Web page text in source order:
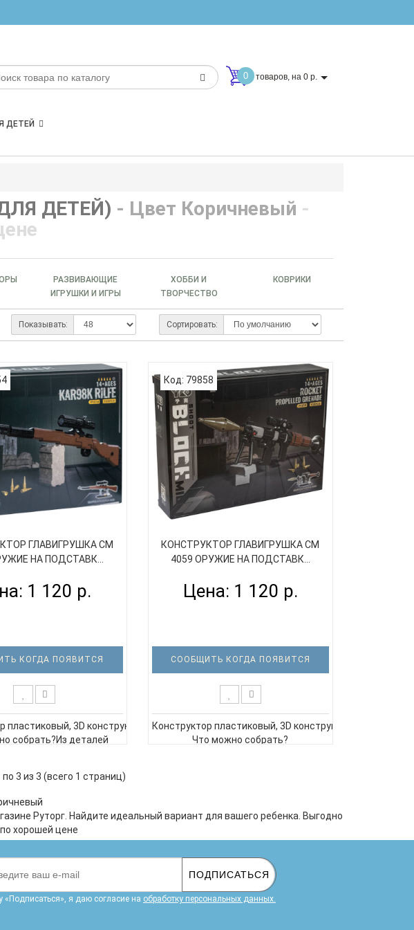
0 товаров, на 0 р.
ДЕТЕЙ
ДЕТЕЙ) - Цвет Коричневый -
РАЗВИВАЮЩИЕ
ИГРУШКИ И ИГРЫ
ХОББИ И
ТВОРЧЕСТВО
КОВРИКИ
Сортировать:
Показывать:
оружие для мальчиков.
ГЛАВИГРУШКА СM
НА ПОДСТАВК...
1 120 р.
КОГДА ПОЯВИТСЯ
пластиковый, 3D конструктор, блочный конструктор, оружие для мальчиков.
собрать?Из деталей
39,6 × 6,4 × 11,7 см.
деталей из пр..
Код: 79858
КОНСТРУКТОР ГЛАВИГРУШКА СM
4059 ОРУЖИЕ НА ПОДСТАВК...
Цена: 1 120 р.
СООБЩИТЬ КОГДА ПОЯВИТСЯ
Конструктор пластиковый, 3D конструктор, блочный
Что можно собрать?
по 3 из 3 (всего 1 страниц)
Руторг. Найдите идеальный вариант для вашего ребенка. Выгодно
хорошей цене
ПОДПИСАТЬСЯ
я даю cогласие на обработку персональных данных.